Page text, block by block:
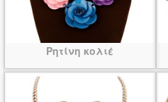
Ρητίνη κολιέ